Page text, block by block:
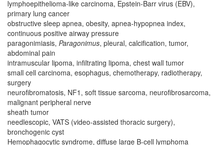
lymphoepithelioma-like carcinoma, Epstein-Barr virus (EBV),
primary lung cancer
obstructive sleep apnea, obesity, apnea-hypopnea index,
continuous positive airway pressure
paragonimiasis, Paragonimus, pleural, calcification, tumor,
abdominal pain
intramuscular lipoma, infiltrating lipoma, chest wall tumor
small cell carcinoma, esophagus, chemotherapy, radiotherapy,
surgery
neurofibromatosis, NF1, soft tissue sarcoma, neurofibrosarcoma,
malignant peripheral nerve
sheath tumor
needlescopic, VATS (video-assisted thoracic surgery),
bronchogenic cyst
Hemophagocytic syndrome, diffuse large B-cell lymphoma